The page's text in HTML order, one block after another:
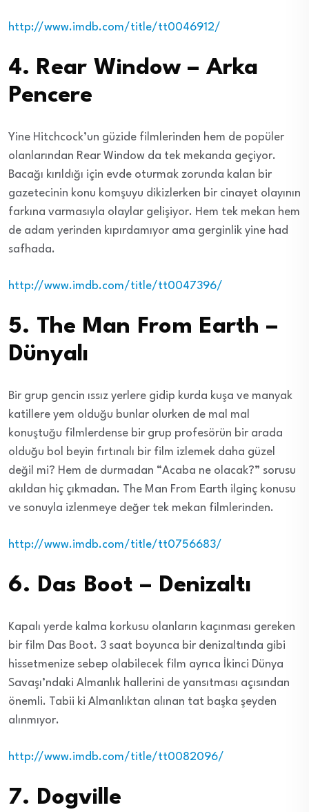
http://www.imdb.com/title/tt0046912/
4. Rear Window – Arka
Pencere
Yine Hitchcock’un güzide filmlerinden hem de popüler
olanlarından Rear Window da tek mekanda geçiyor.
Bacağı kırıldığı için evde oturmak zorunda kalan bir
gazetecinin konu komşuyu dikizlerken bir cinayet olayının
farkına varmasıyla olaylar gelişiyor. Hem tek mekan hem
de adam yerinden kıpırdamıyor ama gerginlik yine had
safhada.
http://www.imdb.com/title/tt0047396/
5. The Man From Earth –
Dünyalı
Bir grup gencin ıssız yerlere gidip kurda kuşa ve manyak
katillere yem olduğu bunlar olurken de mal mal
konuştuğu filmlerdense bir grup profesörün bir arada
olduğu bol beyin fırtınalı bir film izlemek daha güzel
değil mi? Hem de durmadan “Acaba ne olacak?” sorusu
akıldan hiç çıkmadan. The Man From Earth ilginç konusu
ve sonuyla izlenmeye değer tek mekan filmlerinden.
http://www.imdb.com/title/tt0756683/
6. Das Boot – Denizaltı
Kapalı yerde kalma korkusu olanların kaçınması gereken
bir film Das Boot. 3 saat boyunca bir denizaltında gibi
hissetmenize sebep olabilecek film ayrıca İkinci Dünya
Savaşı’ndaki Almanlık hallerini de yansıtması açısından
önemli. Tabii ki Almanlıktan alınan tat başka şeyden
alınmıyor.
http://www.imdb.com/title/tt0082096/
7. Dogville